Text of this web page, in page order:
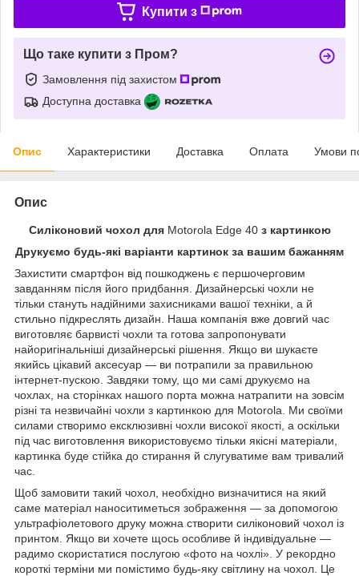
Купити з
Що таке купити з Пром?
Замовлення під захистом
Доступна доставка
Опис Характеристики Доставка Оплата Умови
Опис
Силіконовий чохол для Motorola Edge 40з картинкою
Друкуємо будь-які варіанти картинок за вашим бажанням
Захистити смартфон від пошкоджень є першочерговим
завданням після його придбання. Дизайнерські чохли не
тільки стануть надійними захисниками вашої техніки, а й
стильно підкреслять дизайн. Наша компанія вже довгий час
виготовляє барвисті чохли та готова запропонувати
найоригінальніші дизайнерські рішення. Якщо ви шукаєте
якийсь цікавий аксесуар — ви потрапили за правильною
інтернет-пускою. Завдяки тому, що ми самі друкуємо на
чохлах, на сторінках нашого порта можна натрапити на зовсім
різні та незвичайні чохли з картинкою для Motorola. Ми своїми
силами створимо ексклюзивні чохли високої якості, а оскільки
під час виготовлення використовуємо тільки якісні матеріали,
картинка буде стійка до стирання й слугуватиме вам тривалий
час.
Щоб замовити такий чохол, необхідно визначитися на який
саме матеріал наноситиметься зображення — за допомогою
ультрафіолетового друку можна створити силіконовий чохол із
принтом. Якщо ви хочете щось особливе й індивідуальне —
радимо скористатися послугою «фото на чохлі». У рекордно
короткі терміни ми помістимо будь-яку світлину на чохол. Це